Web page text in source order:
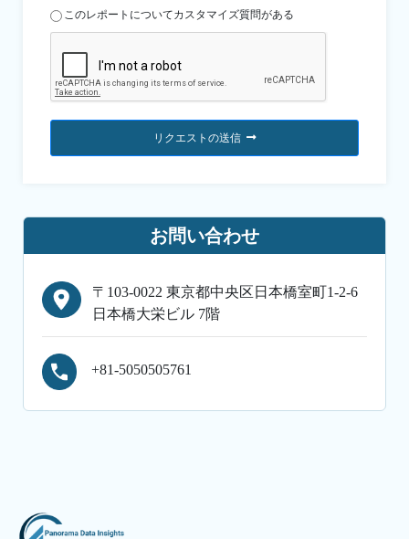
このレポートについてカスタマイズ質問がある
リクエストの送信
お問い合わせ
〒103-0022 東京都中央区日本橋室町1-2-6
日本橋大栄ビル 7階
+81-5050505761